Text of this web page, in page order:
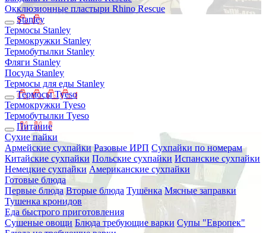
Окклюзионные пластыри Rhino Rescue
Stanley
Термосы Stanley
Термокружки Stanley
Термобутылки Stanley
Фляги Stanley
Посуда Stanley
Термосы для еды Stanley
Термосы Tyeso
Термокружки Tyeso
Термобутылки Tyeso
Питание
Сухие пайки
Армейские сухпайки Разовые ИРП Сухпайки по номерам
Китайские сухпайки Польские сухпайки Испанские сухпайки
Немецкие сухпайки Американские сухпайки
Готовые блюда
Первые блюда Вторые блюда Тушёнка Мясные заправки
Тушенка кронидов
Еда быстрого приготовления
Сушеные овощи Блюда требующие варки Супы "Европек"